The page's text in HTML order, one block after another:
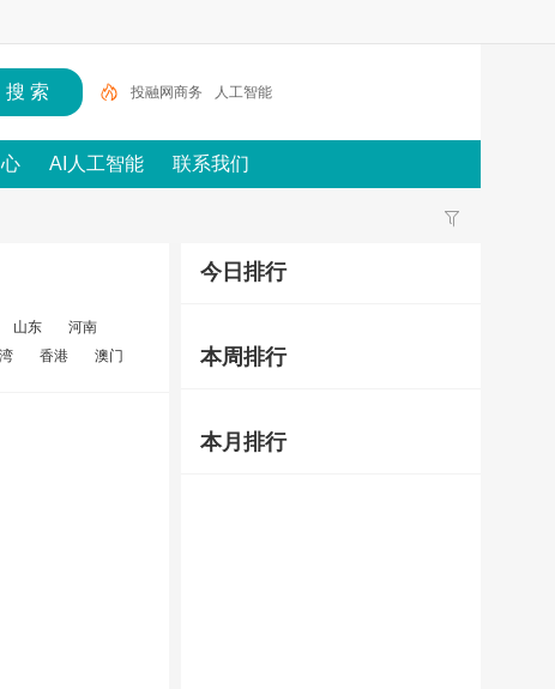
投融网商务 人工智能
AI人工智能 联系我们
山东
河南
香港 澳门
今日排行
本周排行
本月排行